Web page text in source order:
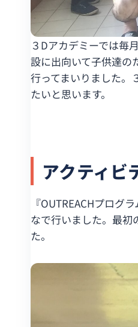
３Dアカデミーでは毎月
設に出向いて子供達の
行ってまいりました。
たいと思います。
アクティビ
『OUTREACHプログ
なで行いました。最初
た。